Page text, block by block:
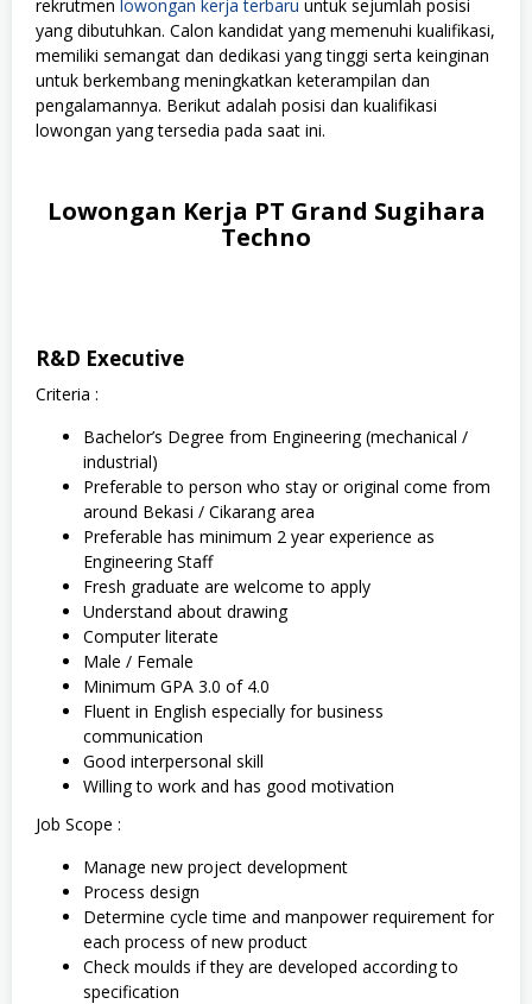
rekrutmen lowongan kerja terbaru untuk sejumlah posisi
yang dibutuhkan. Calon kandidat yang memenuhi kualifikasi,
memiliki semangat dan dedikasi yang tinggi serta keinginan
untuk berkembang meningkatkan keterampilan dan
pengalamannya. Berikut adalah posisi dan kualifikasi
lowongan yang tersedia pada saat ini.
Lowongan Kerja PT Grand Sugihara
Techno
R&D Executive
Criteria :
Bachelor’s Degree from Engineering (mechanical /
industrial)
Preferable to person who stay or original come from
around Bekasi / Cikarang area
Preferable has minimum 2 year experience as
Engineering Staff
Fresh graduate are welcome to apply
Understand about drawing
Computer literate
Male / Female
Minimum GPA 3.0 of 4.0
Fluent in English especially for business
communication
Good interpersonal skill
Willing to work and has good motivation
Job Scope :
Manage new project development
Process design
Determine cycle time and manpower requirement for
each process of new product
Check moulds if they are developed according to
specification